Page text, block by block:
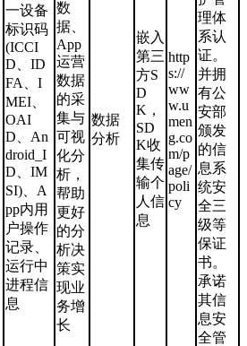
一设备
标识码
(ICCI
D、ID
FA、I
MEI、
OAI
D、An
droid_I
D、IM
SI)、A
pp内用
户操作
记录、
运行中
进程信
息
数
据、
App
运营
数据
的采
集与
可视
化分
析，
帮助
更好
的分
析决
策实
现业
务增
长
数据
分析
嵌入
第三
方S
D
K，
SD
K收
集传
输个
人信
息
http
s://
ww
w.u
men
g.co
m/p
age/
poli
cy
理体
系认
证。
并拥
有公
安部
颁发
的信
息系
统安
全三
级等
保证
书。
承诺
其信
息安
全管